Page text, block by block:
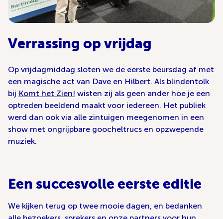
Verrassing op vrijdag
Op vrijdagmiddag sloten we de eerste beursdag af met
een magische act van Dave en Hilbert. Als blindentolk
bij Komt het Zien! wisten zij als geen ander hoe je een
optreden beeldend maakt voor iedereen. Het publiek
werd dan ook via alle zintuigen meegenomen in een
show met ongrijpbare goocheltrucs en opzwepende
muziek.
Een succesvolle eerste editie
We kijken terug op twee mooie dagen, en bedanken